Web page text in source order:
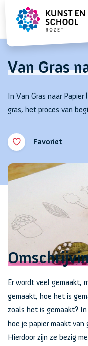
Van Gras
In Van Gras naar
gras, het proces van
Favoriet
Er wordt veel gemaakt,
gemaakt, hoe het is
zoals het is gemaakt?
hoe je papier maakt
Hierdoor zijn ze bezig